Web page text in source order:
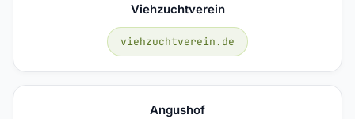
Viehzuchtverein
viehzuchtverein.de
Angushof